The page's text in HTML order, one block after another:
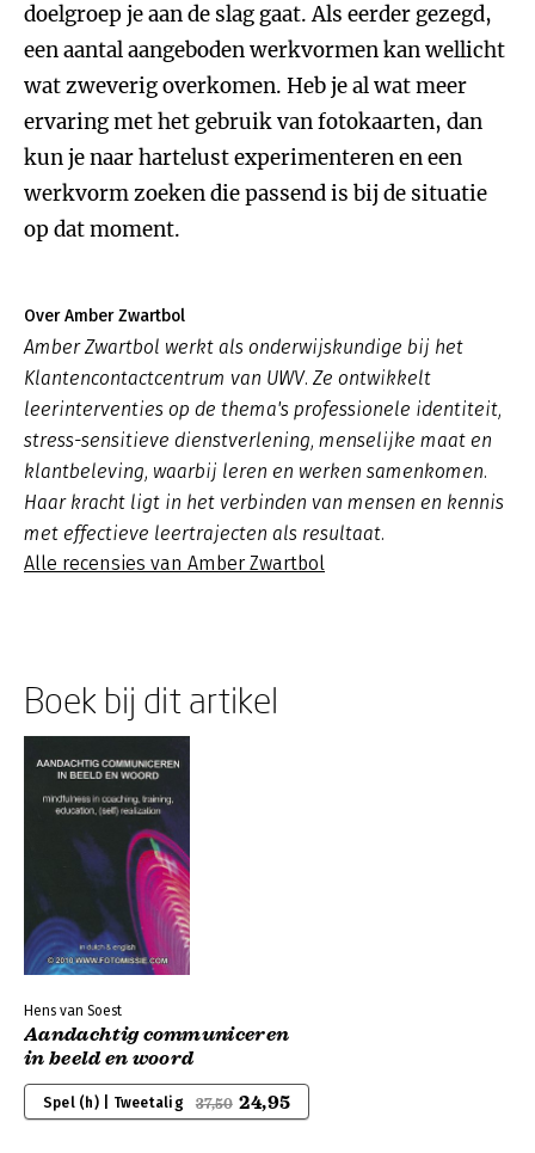
doelgroep je aan de slag gaat. Als eerder gezegd,
een aantal aangeboden werkvormen kan wellicht
wat zweverig overkomen. Heb je al wat meer
ervaring met het gebruik van fotokaarten, dan
kun je naar hartelust experimenteren en een
werkvorm zoeken die passend is bij de situatie
op dat moment.
Over Amber Zwartbol
Amber Zwartbol werkt als onderwijskundige bij het
Klantencontactcentrum van UWV. Ze ontwikkelt
leerinterventies op de thema's professionele identiteit,
stress-sensitieve dienstverlening, menselijke maat en
klantbeleving, waarbij leren en werken samenkomen.
Haar kracht ligt in het verbinden van mensen en kennis
met effectieve leertrajecten als resultaat.
Alle recensies van Amber Zwartbol
Boek bij dit artikel
Hens van Soest
Aandachtig communiceren
in beeld en woord
Spel (h) | Tweetalig 37,50 24,95